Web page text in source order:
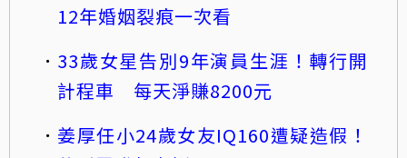
12年婚姻裂痕一次看
33歲女星告別9年演員生涯！轉行開
計程車 每天淨賺8200元
姜厚任小24歲女友IQ160遭疑造假！